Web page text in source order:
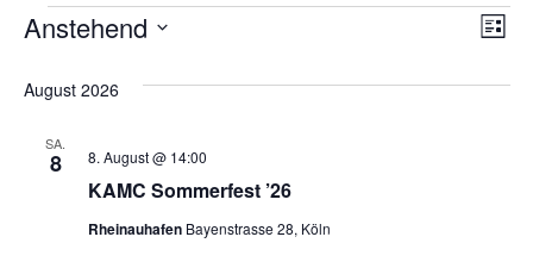
Liste
Anstehend
August 2026
SA.
8
KAMC Sommerfest ’26
8. August @ 14:00
Rheinauhafen Bayenstrasse 28, Köln